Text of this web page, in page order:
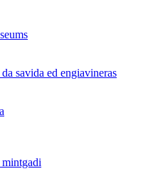
savida ed engiavineras
mintgadi